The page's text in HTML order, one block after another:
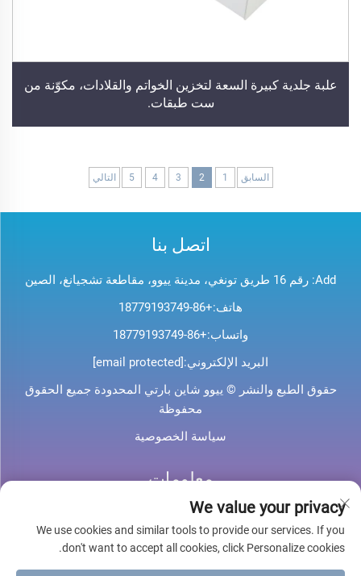
علبة جلدية كبيرة السعة لتخزين الخواتم والقلادات، مكوّنة من
ست طبقات.
السابق 1
2
3
4
5 التالي
اتصل بنا
Add: رقم 16 طريق تونغي، مدينة ييوو، مقاطعة تشجيانغ، الصين
هاتف:+86-18779193749
واتساب:+86-18779193749
البريد الإلكتروني:[email protected]
حقوق الطبع والنشر © ييوو شاين بارتي المحدودة جميع الحقوق
محفوظة
سياسة الخصوصية
معلومات
اشترك لتلقي نشرتنا الإخبارية الأسبوعية
We value your privacy
We use cookies and similar tools to provide our services. If you
don't want to accept all cookies, click Personalize cookies.